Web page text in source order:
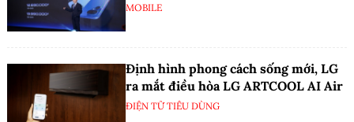
MOBILE
Định hình phong cách sống mới, LG
ra mắt điều hòa LG ARTCOOL AI Air
ĐIỆN TỬ TIÊU DÙNG